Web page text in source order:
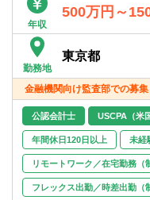
方
よる
ロケ
＜通
・通
算プ
・複
会計
・新
■M&A
に海
年収
500万円～
勤務地
東京都
金融機関向け監査部での募集
公認会計士 USCPA（米
年間休日120日以上 未経
リモートワーク／在宅勤務（
フレックス出勤／時差出勤（